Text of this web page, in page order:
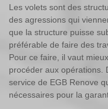
Les volets sont des
des agressions qui
que la structure puisse
préférable de faire des
Pour ce faire, il vaut
procéder aux opérations.
service de EGB Renove
nécessaires pour la